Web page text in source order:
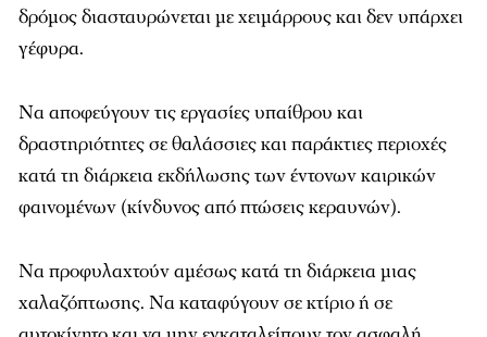
δρόμος διασταυρώνεται με χειμάρρους και δεν υπάρχει
γέφυρα.
Να αποφεύγουν τις εργασίες υπαίθρου και
δραστηριότητες σε θαλάσσιες και παράκτιες περιοχές
κατά τη διάρκεια εκδήλωσης των έντονων καιρικών
φαινομένων (κίνδυνος από πτώσεις κεραυνών).
Να προφυλαχτούν αμέσως κατά τη διάρκεια μιας
χαλαζόπτωσης. Να καταφύγουν σε κτίριο ή σε